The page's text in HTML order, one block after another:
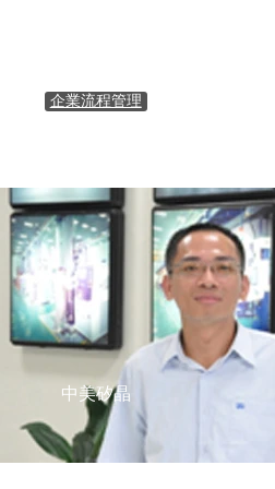
企業流程管理
中美矽晶